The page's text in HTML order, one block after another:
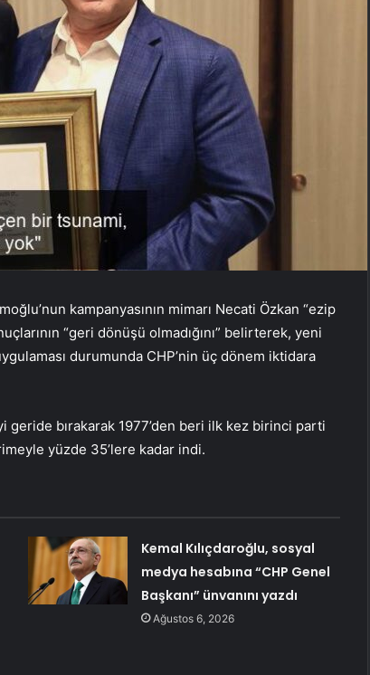
kampanyasının mimarı Necati Özkan “ezip
“geri dönüşü olmadığını” belirterek, yeni
durumunda CHP’nin üç dönem iktidara
bırakarak 1977’den beri ilk kez birinci parti
yüzde 35’lere kadar indi.
Kemal Kılıçdaroğlu, sosyal
medya hesabına “CHP Genel
Başkanı” ünvanını yazdı
Ağustos 6, 2026